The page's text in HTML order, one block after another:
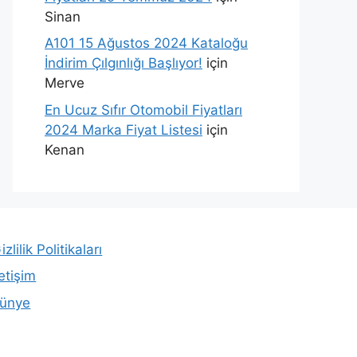
Sinan
A101 15 Ağustos 2024 Kataloğu
İndirim Çılgınlığı Başlıyor! için
Merve
En Ucuz Sıfır Otomobil Fiyatları
2024 Marka Fiyat Listesi için
Kenan
Politikaları